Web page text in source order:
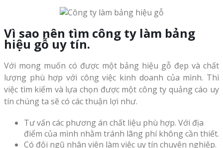
Vì sao nên tìm công ty làm bảng
hiệu gỗ uy tín.
Với mong muốn có được một bảng hiệu gỗ đẹp và chất
lượng phù hợp với công việc kinh doanh của mình. Thì
việc tìm kiếm và lựa chọn được một công ty quảng cáo uy
tín chúng ta sẽ có các thuận lợi như.
Tư vấn các phương án chất liệu phù hợp. Với địa
điểm của mình nhằm tránh lãng phí không cần thiết.
Có đội ngũ nhân viên làm việc uy tín chuyên nghiệp.